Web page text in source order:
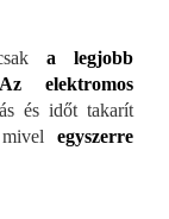
a legjobb
Az elektromos
és időt takarít
egyszerre